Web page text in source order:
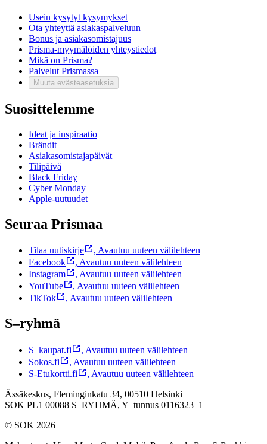
Usein kysytyt kysymykset
Ota yhteyttä asiakaspalveluun
Bonus ja asiakasomistajuus
Prisma-myymälöiden yhteystiedot
Mikä on Prisma?
Palvelut Prismassa
Muuta evästeasetuksia
Suosittelemme
Ideat ja inspiraatio
Brändit
Asiakasomistajapäivät
Tilipäivä
Black Friday
Cyber Monday
Apple-uutuudet
Seuraa Prismaa
Tilaa uutiskirje , Avautuu uuteen välilehteen
Facebook
, Avautuu uuteen välilehteen
Instagram
, Avautuu uuteen välilehteen
YouTube
, Avautuu uuteen välilehteen
TikTok
, Avautuu uuteen välilehteen
S–ryhmä
S–kaupat.fi , Avautuu uuteen välilehteen
Sokos.fi
, Avautuu uuteen välilehteen
S-Etukortti.fi
, Avautuu uuteen välilehteen
Ässäkeskus, Fleminginkatu 34, 00510 Helsinki
SOK PL1 00088 S–RYHMÄ, Y–tunnus 0116323–1
© SOK 2026